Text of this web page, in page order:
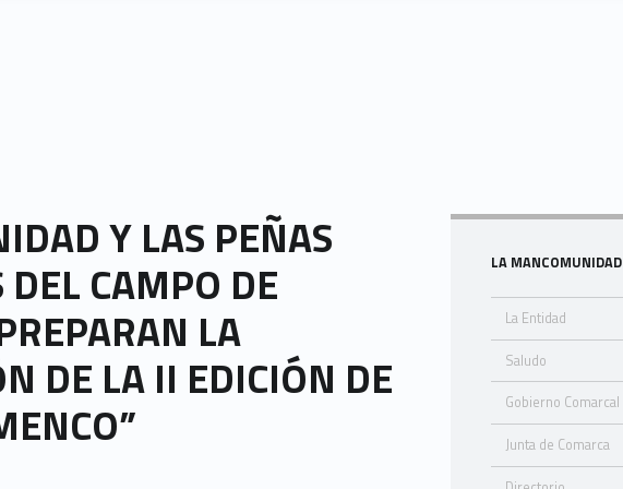
Y LAS PEÑAS
CAMPO DE
LA
DE LA II EDICIÓN DE
Sidebar
LA MANCOMUNIDAD
La Entidad
Saludo
Gobierno Comarcal
Junta de Comarca